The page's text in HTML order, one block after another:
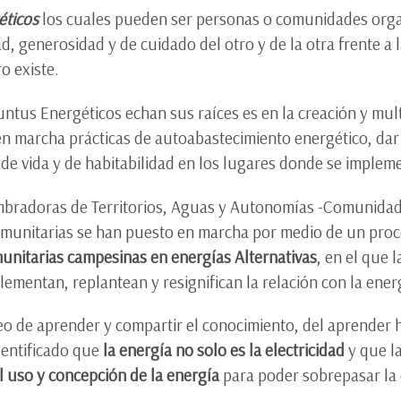
los cuales pueden ser personas o comunidades
generosidad y de cuidado del otro y de la otra frente a
existe.
Energéticos echan sus raíces es en la creación y
marcha prácticas de autoabastecimiento energético,
vida y de habitabilidad en los lugares donde se
de Territorios, Aguas y Autonomías -
se han puesto en marcha por medio de un
campesinas en energías Alternativas, en el que
replantean y resignifican la relación con la
de aprender y compartir el conocimiento, del
que la energía no solo es la electricidady que
y concepción de la energíapara poder sobrepasar